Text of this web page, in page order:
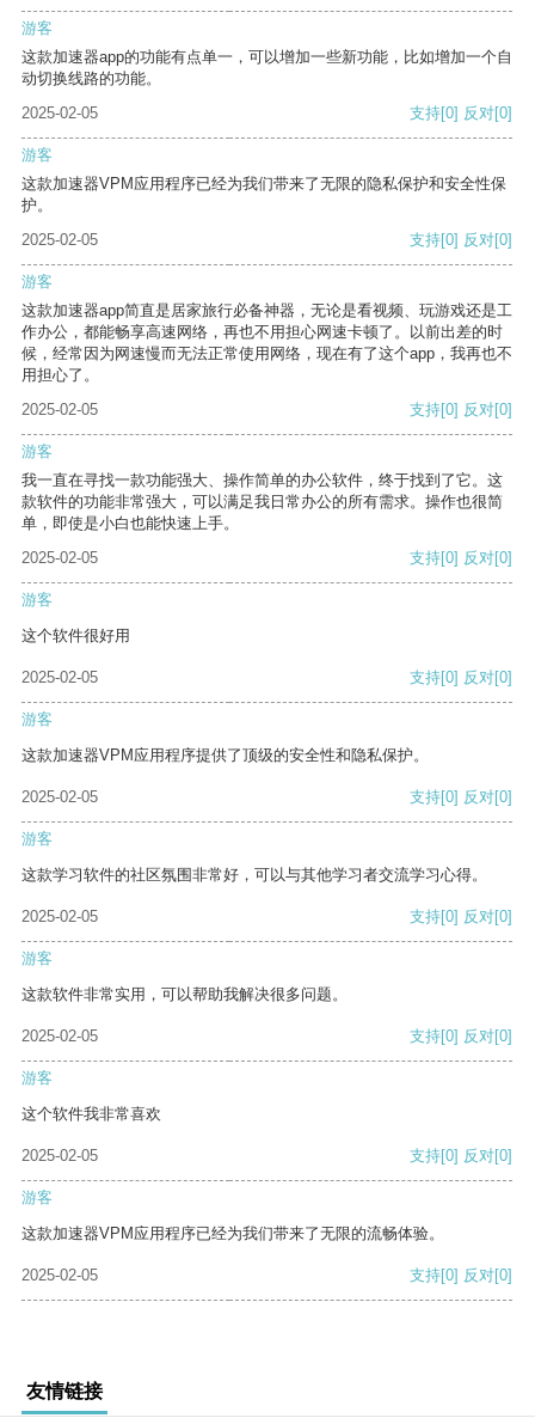
游客
这款加速器app的功能有点单一，可以增加一些新功能，比如增加一个自
动切换线路的功能。
2025-02-05
支持[0] 反对[0]
游客
这款加速器VPM应用程序已经为我们带来了无限的隐私保护和安全性保
护。
2025-02-05
支持[0] 反对[0]
游客
这款加速器app简直是居家旅行必备神器，无论是看视频、玩游戏还是工
作办公，都能畅享高速网络，再也不用担心网速卡顿了。以前出差的时
候，经常因为网速慢而无法正常使用网络，现在有了这个app，我再也不
用担心了。
2025-02-05
支持[0] 反对[0]
游客
我一直在寻找一款功能强大、操作简单的办公软件，终于找到了它。这
款软件的功能非常强大，可以满足我日常办公的所有需求。操作也很简
单，即使是小白也能快速上手。
2025-02-05
支持[0] 反对[0]
游客
这个软件很好用
2025-02-05 支持[0] 反对[0]
游客
这款加速器VPM应用程序提供了顶级的安全性和隐私保护。
2025-02-05 支持[0] 反对[0]
游客
这款学习软件的社区氛围非常好，可以与其他学习者交流学习心得。
2025-02-05 支持[0] 反对[0]
游客
这款软件非常实用，可以帮助我解决很多问题。
2025-02-05 支持[0] 反对[0]
游客
这个软件我非常喜欢
2025-02-05 支持[0] 反对[0]
游客
这款加速器VPM应用程序已经为我们带来了无限的流畅体验。
2025-02-05 支持[0] 反对[0]
友情链接